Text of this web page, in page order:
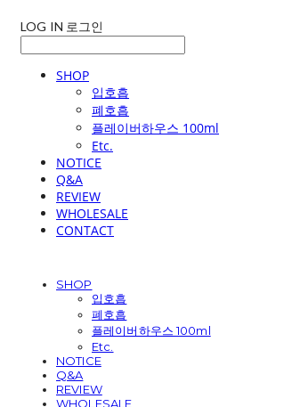
LOG IN 로그인
SHOP
입호흡
폐호흡
플레이버하우스 100ml
Etc.
NOTICE
Q&A
REVIEW
WHOLESALE
CONTACT
SHOP
입호흡
폐호흡
플레이버하우스 100ml
Etc.
NOTICE
Q&A
REVIEW
WHOLESALE